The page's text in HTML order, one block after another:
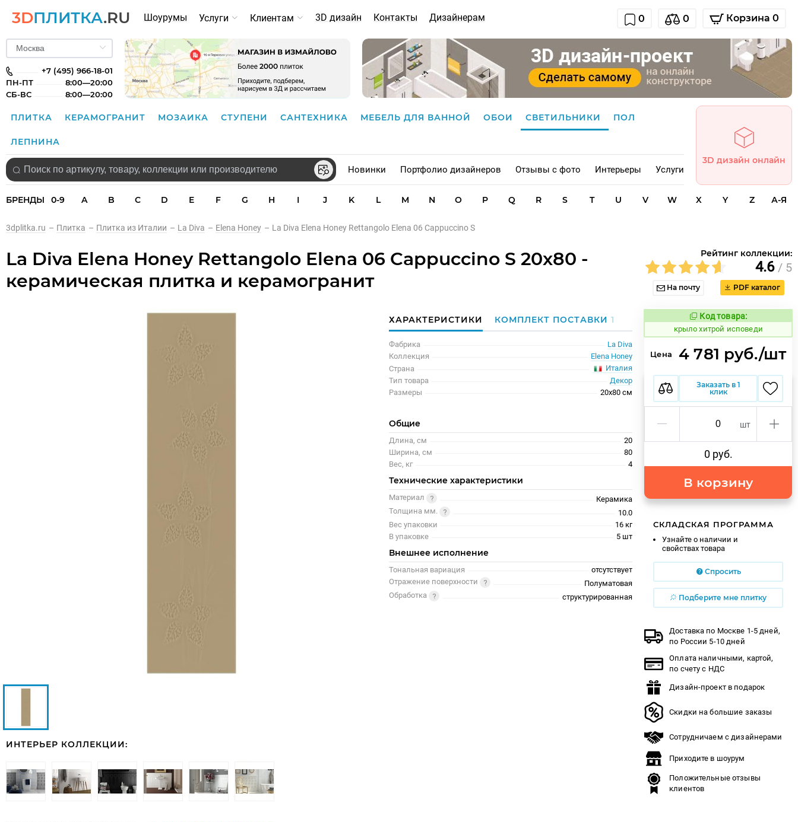
3DПЛИТКА.RU Шоурумы Услуги Клиентам 3D дизайн Контакты Дизайнерам 0 0 Корзина 0
+7 (495) 966-18-01
ПН-ПТ
8:00—20:00
СБ-ВС
8:00—20:00
ПЛИТКА КЕРАМОГРАНИТ МОЗАИКА СТУПЕНИ САНТЕХНИКА МЕБЕЛЬ ДЛЯ ВАННОЙ ОБОИ СВЕТИЛЬНИКИ ПОЛ
ЛЕПНИНА
Новинки Портфолио дизайнеров Отзывы с фото Интерьеры Услуги
3D дизайн онлайн
БРЕНДЫ 0-9 A B C D E F G H I J K L M N O P Q R S T U V W X Y Z А-Я
3dplitka.ru – Плитка – Плитка из Италии – La Diva – Elena Honey – La Diva Elena Honey Rettangolo Elena 06 Cappuccino S
La Diva Elena Honey Rettangolo Elena 06 Cappuccino S 20x80 -
керамическая плитка и керамогранит
Рейтинг коллекции:
4.6 / 5
На почту PDF каталог
ИНТЕРЬЕР КОЛЛЕКЦИИ:
ХАРАКТЕРИСТИКИ КОМПЛЕКТ ПОСТАВКИ1
Фабрика
La Diva
Коллекция
Elena Honey
Страна
Италия
Тип товара
Декор
Размеры
20x80 см
Общие
Длина, см
20
Ширина, см
80
Вес, кг
4
Технические характеристики
Материал
Керамика
Толщина мм.
10.0
Вес упаковки
16 кг
В упаковке
5 шт
Внешнее исполнение
Тональная вариация
отсутствует
Отражение поверхности
Полуматовая
Обработка
структурированная
Код товара:
842160 Код товара:
крыло хитрой исповеди
Цена 4 781 руб./шт
Заказать в 1
клик
шт
0 руб.
В корзину
СКЛАДСКАЯ ПРОГРАММА
Узнайте о наличии и
свойствах товара
Спросить
Подберите мне плитку
Доставка по Москве 1-5 дней,
по России 5-10 дней
Оплата наличными, картой,
по счету с НДС
Дизайн-проект в подарок
Скидки на большие заказы
Сотрудничаем с дизайнерами
Приходите в шоурум
Положительные отзывы
клиентов